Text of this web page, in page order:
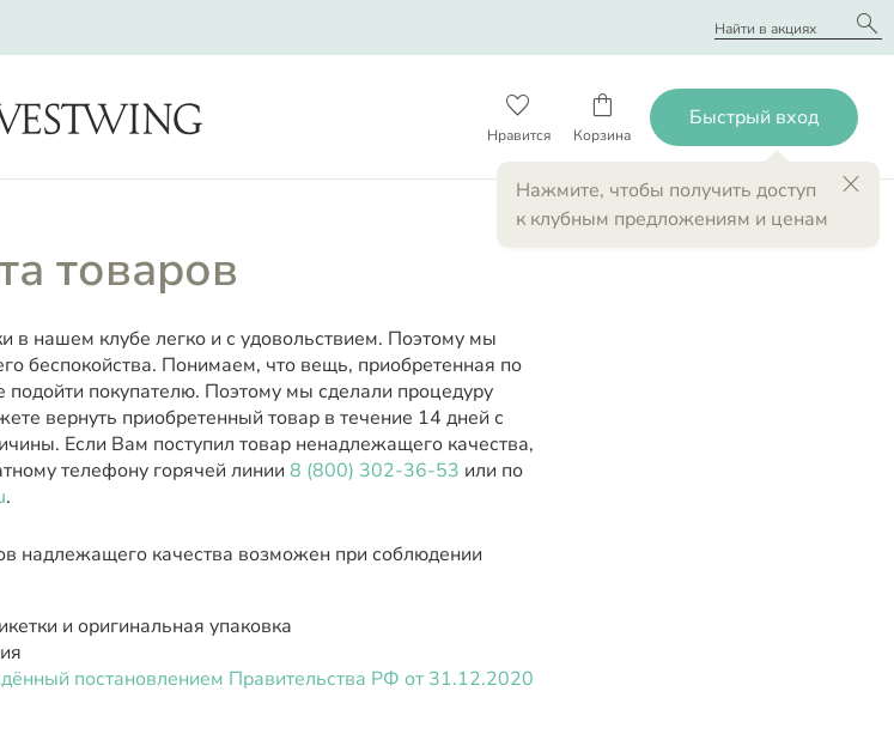
search
search
favorite_border shopping_bag
close
Нажмите, чтобы получить доступ
к клубным предложениям и ценам
товаров
нашем клубе легко и с удовольствием. Поэтому мы
беспокойства. Понимаем, что вещь, приобретенная по
подойти покупателю. Поэтому мы сделали процедуру
вернуть приобретенный товар в течение 14 дней с
Если Вам поступил товар ненадлежащего качества,
телефону горячей линии 8 (800) 302-36-53 или по
.
надлежащего качества возможен при соблюдении
и оригинальная упаковка
постановлением Правительства РФ от 31.12.2020